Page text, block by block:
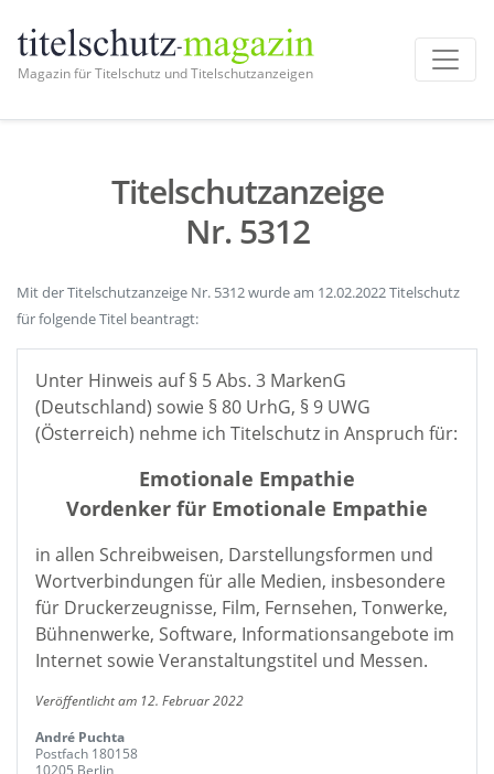
Magazin für Titelschutz und Titelschutzanzeigen
Titelschutzanzeige
Nr. 5312
Mit der Titelschutzanzeige Nr. 5312 wurde am 12.02.2022 Titelschutz
für folgende Titel beantragt:
Unter Hinweis auf § 5 Abs. 3 MarkenG
(Deutschland) sowie § 80 UrhG, § 9 UWG
(Österreich) nehme ich Titelschutz in Anspruch für:
Emotionale Empathie
Vordenker für Emotionale Empathie
in allen Schreibweisen, Darstellungsformen und
Wortverbindungen für alle Medien, insbesondere
für Druckerzeugnisse, Film, Fernsehen, Tonwerke,
Bühnenwerke, Software, Informationsangebote im
Internet sowie Veranstaltungstitel und Messen.
Veröffentlicht am 12. Februar 2022
André Puchta
Postfach 180158
10205 Berlin